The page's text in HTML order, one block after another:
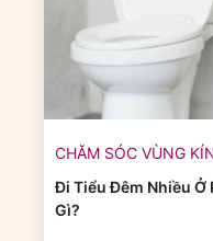
CHĂM SÓC VÙNG
Đi Tiểu Đêm Nhiều Ở
Gì?